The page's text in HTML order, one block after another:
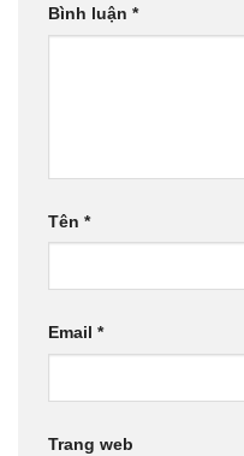
Bình luận *
Tên *
Email *
Trang web